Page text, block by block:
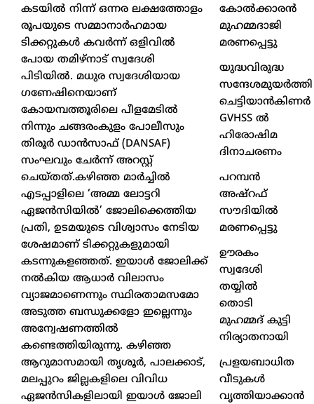
കടയിൽ നിന്ന് ഒന്നര ലക്ഷത്തോളം
രൂപയുടെ സമ്മാനാർഹമായ
ടിക്കറ്റുകൾ കവർന്ന് ഒളിവിൽ
പോയ തമിഴ്നാട് സ്വദേശി
പിടിയിൽ. മധുര സ്വദേശിയായ
ഗണേഷിനെയാണ്
കോയമ്പത്തൂരിലെ പീളമേടിൽ
നിന്നും ചങ്ങരംകുളം പോലീസും
തിരൂർ ഡാൻസാഫ് (DANSAF)
സംഘവും ചേർന്ന് അറസ്റ്റ്
ചെയ്തത്.കഴിഞ്ഞ മാർച്ചിൽ
എടപ്പാളിലെ ‘അമ്മ ലോട്ടറി
ഏജൻസിയിൽ’ ജോലിക്കെത്തിയ
പ്രതി, ഉടമയുടെ വിശ്വാസം നേടിയ
ശേഷമാണ് ടിക്കറ്റുകളുമായി
കടന്നുകളഞ്ഞത്. ഇയാൾ ജോലിക്ക്
നൽകിയ ആധാർ വിലാസം
വ്യാജമാണെന്നും സ്ഥിരതാമസമോ
അടുത്ത ബന്ധുക്കളോ ഇല്ലെന്നും
അന്വേഷണത്തിൽ
കണ്ടെത്തിയിരുന്നു. കഴിഞ്ഞ
ആറുമാസമായി തൃശൂർ, പാലക്കാട്,
മലപ്പുറം ജില്ലകളിലെ വിവിധ
ഏജൻസികളിലായി ഇയാൾ ജോലി
കോൽക്കാരൻ
മുഹമ്മദാജി
മരണപ്പെട്ടു
യുദ്ധവിരുദ്ധ
സന്ദേശമുയർത്തി
ചെട്ടിയാൻകിണർ
GVHSS ൽ
ഹിരോഷിമ
ദിനാചരണം
പറമ്പൻ
അഷ്‌റഫ്
സൗദിയിൽ
മരണപ്പെട്ടു
ഊരകം
സ്വദേശി
തയ്യിൽ
തൊടി
മുഹമ്മദ് കുട്ടി
നിര്യാതനായി
പ്രളയബാധിത
വീടുകൾ
വൃത്തിയാക്കാൻ